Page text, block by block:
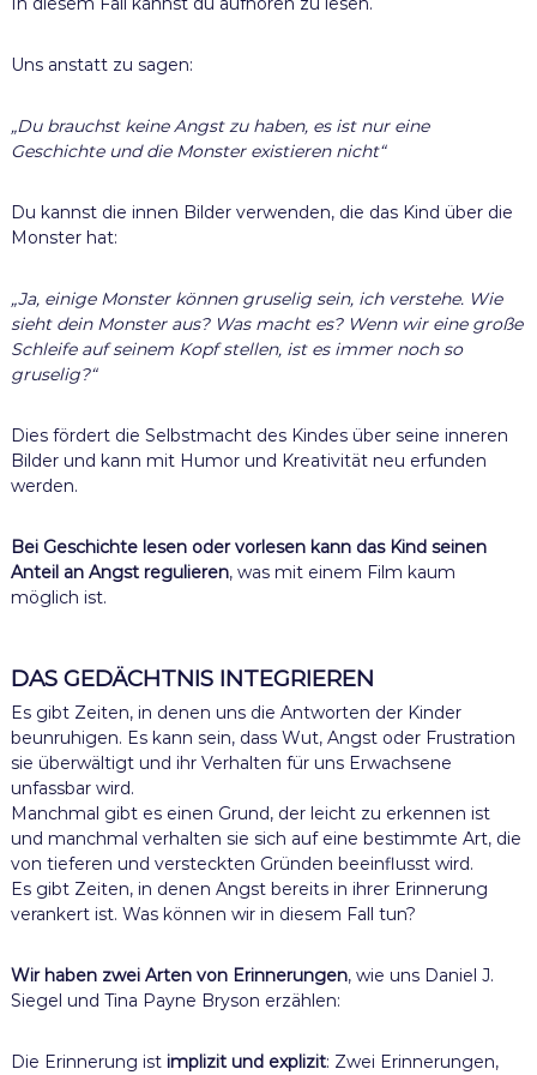
Uns anstatt zu sagen:
„Du brauchst keine Angst zu haben, es ist nur eine
Geschichte und die Monster existieren nicht“
Du kannst die innen Bilder verwenden, die das Kind über die
Monster hat:
„Ja, einige Monster können gruselig sein, ich verstehe. Wie
sieht dein Monster aus? Was macht es? Wenn wir eine große
Schleife auf seinem Kopf stellen, ist es immer noch so
gruselig?“
Dies fördert die Selbstmacht des Kindes über seine inneren
Bilder und kann mit Humor und Kreativität neu erfunden
werden.
Bei Geschichte lesen oder vorlesen kann das Kind seinen
Anteil an Angst regulieren, was mit einem Film kaum
möglich ist.
DAS GEDÄCHTNIS INTEGRIEREN
Es gibt Zeiten, in denen uns die Antworten der Kinder
beunruhigen. Es kann sein, dass Wut, Angst oder Frustration
sie überwältigt und ihr Verhalten für uns Erwachsene
unfassbar wird.
Manchmal gibt es einen Grund, der leicht zu erkennen ist
und manchmal verhalten sie sich auf eine bestimmte Art, die
von tieferen und versteckten Gründen beeinflusst wird.
Es gibt Zeiten, in denen Angst bereits in ihrer Erinnerung
verankert ist. Was können wir in diesem Fall tun?
Wir haben zwei Arten von Erinnerungen, wie uns Daniel J.
Siegel und Tina Payne Bryson erzählen:
Die Erinnerung istimplizit und explizit: Zwei Erinnerungen,